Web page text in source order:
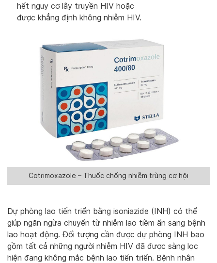
hết nguy cơ lây truyền HIV hoặc
được khẳng định không nhiễm HIV.
Cotrimoxazole – Thuốc chống nhiễm trùng cơ hội
Dự phòng lao tiến triển bằng isoniazide (INH) có thể
giúp ngăn ngừa chuyển từ nhiễm lao tiềm ẩn sang bệnh
lao hoạt động. Đối tượng cần được dự phòng INH bao
gồm tất cả những người nhiễm HIV đã được sàng lọc
hiện đang không mắc bệnh lao tiến triển. Bệnh nhân